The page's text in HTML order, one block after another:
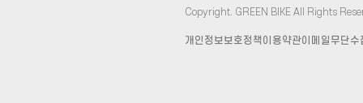
Copyright. GREEN BIKE All Rights
개인정보보호정책 이용약관이메일무단수